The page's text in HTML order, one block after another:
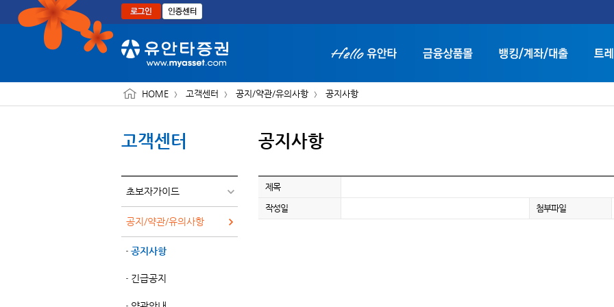
본문으로 바로가기
HOME 고객센터 공지/약관/유의사항 공지사항
고객센터
초보자가이드
공지/약관/유의사항
공지사항
긴급공지
공지사항
제목
작성일 첨부파일